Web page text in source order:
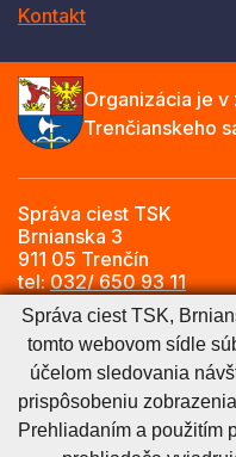
Kontakt
Organizácia je
Trenčianskeho
Správa ciest TSK
Brnianska 3
911 05 Trenčín
tel:032/ 650 93 11
e-mail:
info@sctsk.sk
Zásady spracúvania
Cookies - viac informácií
Technický prevádzkovateľ
Správa ciest TSK,
tomto webovom sídle
účelom sledovania
prispôsobeniu
Prehliadaním a použitím